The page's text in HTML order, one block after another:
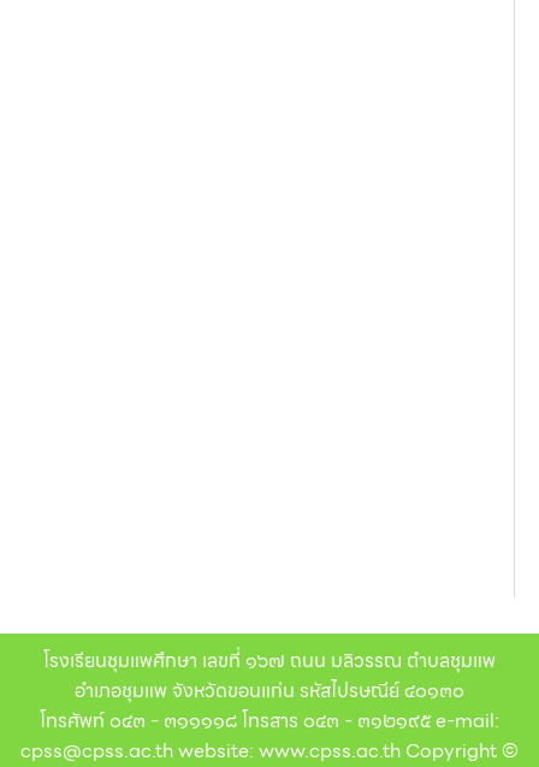
โรงเรียนชุมแพศึกษา เลขที่ ๑๖๗ ถนน มลิวรรณ ตำบลชุมแพ
อำเภอชุมแพ จังหวัดขอนแก่น รหัสไปรษณีย์ ๔๐๑๓๐
โทรศัพท์ ๐๔๓ - ๓๑๑๑๑๘ โทรสาร ๐๔๓ - ๓๑๒๑๙๕ e-mail:
cpss@cpss.ac.th website: www.cpss.ac.th Copyright ©